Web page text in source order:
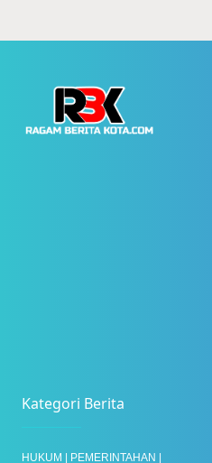
Kategori Berita
HUKUM | PEMERINTAHAN |